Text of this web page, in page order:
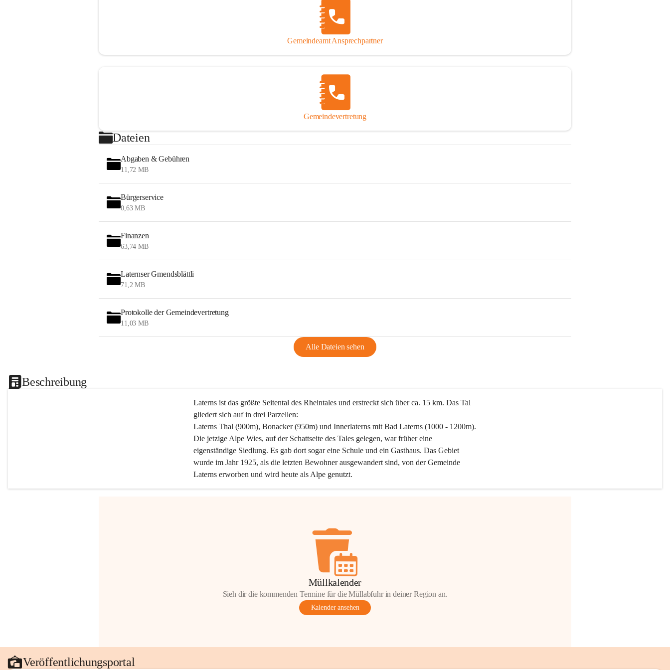
Gemeindeamt Ansprechpartner
Gemeindevertretung
Dateien
Abgaben & Gebühren
11,72 MB
Bürgerservice
0,63 MB
Finanzen
63,74 MB
Laternser Gmendsblättli
71,2 MB
Protokolle der Gemeindevertretung
11,03 MB
Alle Dateien sehen
Beschreibung
Laterns ist das größte Seitental des Rheintales und erstreckt sich über ca. 15 km. Das Tal
gliedert sich auf in drei Parzellen:
Laterns Thal (900m), Bonacker (950m) und Innerlaterns mit Bad Laterns (1000 - 1200m).
Die jetzige Alpe Wies, auf der Schattseite des Tales gelegen, war früher eine
eigenständige Siedlung. Es gab dort sogar eine Schule und ein Gasthaus. Das Gebiet
wurde im Jahr 1925, als die letzten Bewohner ausgewandert sind, von der Gemeinde
Laterns erworben und wird heute als Alpe genutzt.
Müllkalender
Sieh dir die kommenden Termine für die Müllabfuhr in deiner Region an.
Kalender ansehen
Veröffentlichungsportal